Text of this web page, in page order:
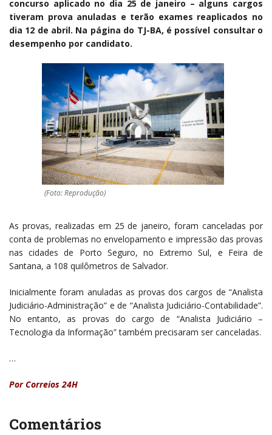
concurso aplicado no dia 25 de janeiro – alguns cargos
tiveram prova anuladas e terão exames reaplicados no
dia 12 de abril. Na página do TJ-BA, é possível consultar o
desempenho por candidato.
(Foto: Reprodução)
As provas, realizadas em 25 de janeiro, foram canceladas por
conta de problemas no envelopamento e impressão das provas
nas cidades de Porto Seguro, no Extremo Sul, e Feira de
Santana, a 108 quilômetros de Salvador.
Inicialmente foram anuladas as provas dos cargos de “Analista
Judiciário-Administração” e de “Analista Judiciário-Contabilidade”.
No entanto, as provas do cargo de “Analista Judiciário –
Tecnologia da Informação” também precisaram ser canceladas.
…
Por Correios 24H
Comentários